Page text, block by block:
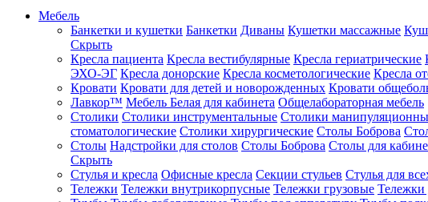
Мебель
Банкетки и кушетки Банкетки Диваны Кушетки массажные
Скрыть
Кресла пациента Кресла вестибулярные Кресла гериатрические
ЭХО-ЭГ Кресла донорские Кресла косметологические Кресла
Кровати Кровати для детей и новорожденных Кровати
Лавкор™ Мебель Белая для кабинета Общелабораторная мебель
Столики Столики инструментальные Столики
стоматологические Столики хирургические Столы Боброва
Столы Надстройки для столов Столы Боброва Столы для
Скрыть
Стулья и кресла Офисные кресла Секции стульев Стулья для
Тележки Тележки внутрикорпусные Тележки грузовые Тележки